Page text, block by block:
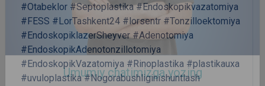
#Otabeklor #Septoplastika #Endoskopikvazatomiya
#FESS #LorTashkent24 #lorsentr #Tonzilloektomiya
#EndoskopiklazerSheyver #Adenotomiya
#EndoskopikAdenotonzillotomiya
#EndoskopikVazatomiya #Rinoplastika #plastikauxa
#uvuloplastika #Nogorabushliginishuntlash